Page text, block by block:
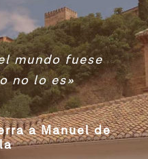
mundo fuese
no lo es»
a Manuel de